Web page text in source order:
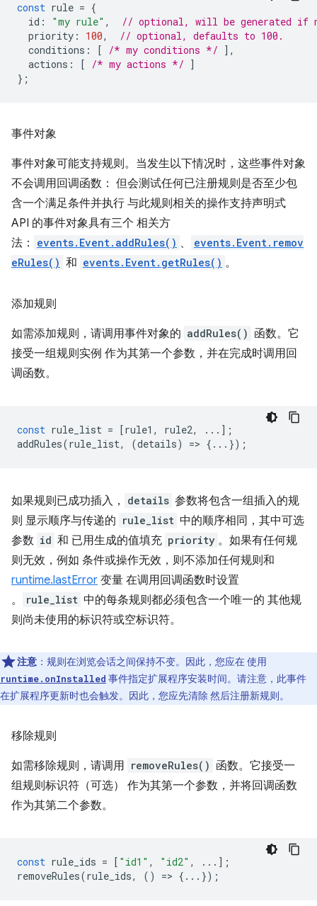
const rule = {
id : "my rule" ,
// optional, will be generated if
priority : 100,
// optional, defaults to 100.
conditions : [ /* my conditions */ ],
actions : [ /* my actions */ ]
};
事件对象
事件对象可能支持规则。当发生以下情况时，这些事件对象
不会调用回调函数： 但会测试任何已注册规则是否至少包
含一个满足条件并执行 与此规则相关的操作支持声明式
API 的事件对象具有三个 相关方
法：
events.Event.addRules() 、
events.Event.remov
eRules() 和 events.Event.getRules() 。
添加规则
如需添加规则，请调用事件对象的 addRules() 函数。它
接受一组规则实例 作为其第一个参数，并在完成时调用回
调函数。
const rule_list = [rule1 , rule2,
...];
addRules(rule_list, (details) => {...});
如果规则已成功插入， details 参数将包含一组插入的规
则 显示顺序与传递的 rule_list 中的顺序相同，其中可选
参数 id 和 已用生成的值填充 priority 。如果有任何规
则无效，例如 条件或操作无效，则不添加任何规则和
runtime.lastError 变量 在调用回调函数时设置
。
rule_list 中的每条规则都必须包含一个唯一的 其他规
则尚未使用的标识符或空标识符。
注意 ：规则在浏览会话之间保持不变。因此，您应在 使用
runtime.onInstalled 事件指定扩展程序安装时间。请注意，此事件
在扩展程序更新时也会触发。因此，您应先清除 然后注册新规则。
移除规则
如需移除规则，请调用 removeRules() 函数。它接受一
组规则标识符（可选） 作为其第一个参数，并将回调函数
作为其第二个参数。
const rule_ids = [ "id1" , "id2" ,
...];
removeRules(rule_ids, () => {...});